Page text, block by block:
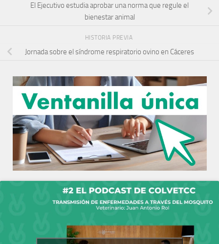
El Ejecutivo estudia aprobar una norma que regule el
bienestar animal
HISTORIA PREVIA
Jornada sobre el síndrome respiratorio ovino en Cáceres